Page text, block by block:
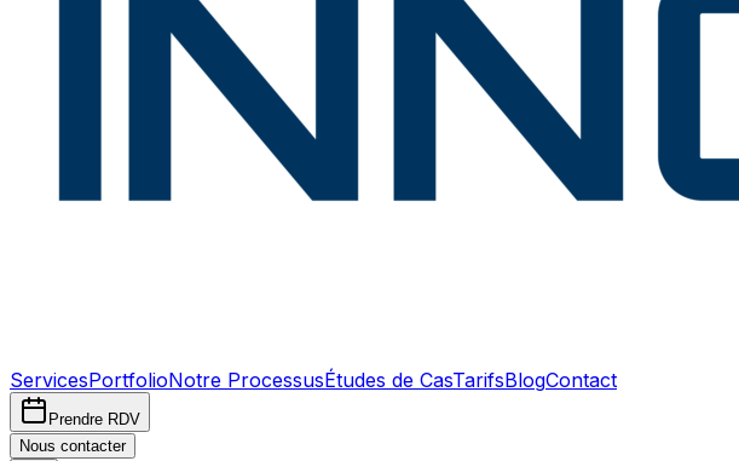
ServicesPortfolioNotre ProcessusÉtudes de CasTarifsBlogContact
Prendre RDV
Nous contacter